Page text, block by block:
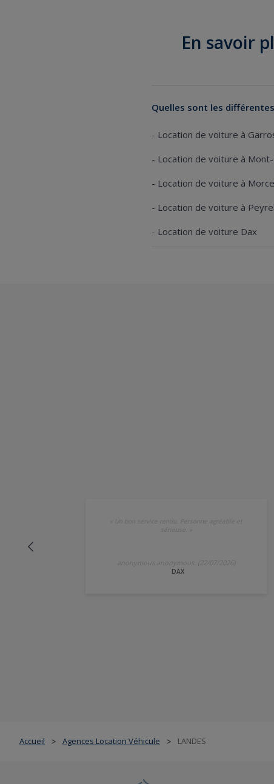
Accueil > Agences Location Véhicule > LANDES
En savoir
Quelles sont les
- Location de voiture à
- Location de voiture à
- Location de voiture à
- Location de voiture à
- Location de voiture Dax
Un bon service rendu. Personne agréable et
sérieuse.
anonymous anonymous. (22/07/2026)
DAX